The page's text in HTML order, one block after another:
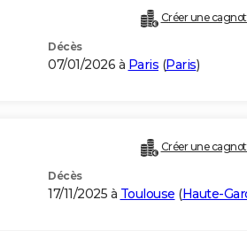
Créer une
Décès
07/01/2026 à Paris (Paris)
Créer une
Décès
17/11/2025 à Toulouse (Haute-